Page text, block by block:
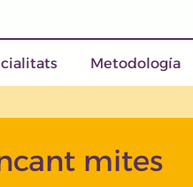
Metodología
mites